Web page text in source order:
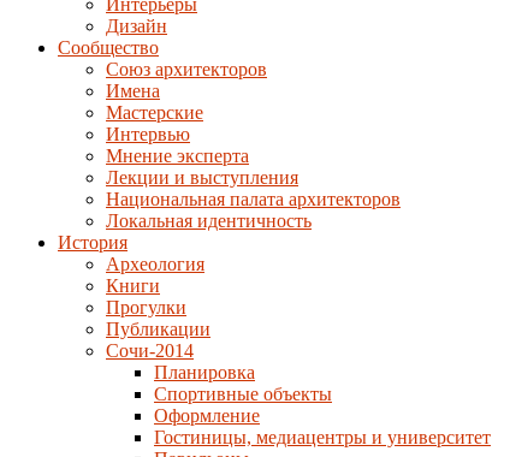
Интерьеры
Дизайн
Сообщество
Союз архитекторов
Имена
Мастерские
Интервью
Мнение эксперта
Лекции и выступления
Национальная палата архитекторов
Локальная идентичность
История
Археология
Книги
Прогулки
Публикации
Сочи-2014
Планировка
Спортивные объекты
Оформление
Гостиницы, медиацентры и университет